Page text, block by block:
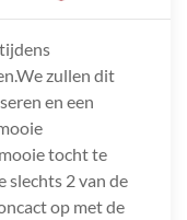
zullen dit
en een
tocht te
slechts 2 van de
op met de